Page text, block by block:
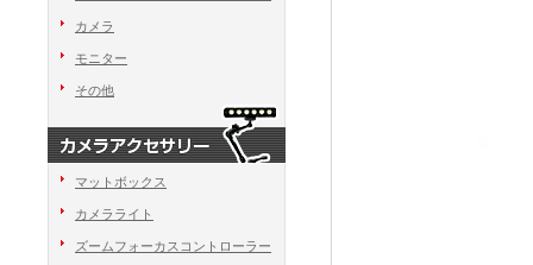
カメラ
モニター
その他
マットボックス
カメラライト
ズームフォーカスコントローラー